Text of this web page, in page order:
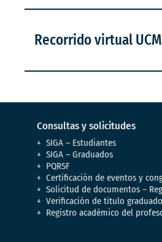
Recorrido virtual UCM
Consultas y solicitudes
SIGA – Estudiantes
SIGA – Graduados
PQRSF
Certificación de eventos y
Solicitud de documentos –
Verificación de titulo
Registro académico del